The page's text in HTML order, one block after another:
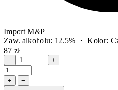
Import M&P
Zaw. alkoholu: 12.5% ・ Kolor:
87 zł
− +
+ −